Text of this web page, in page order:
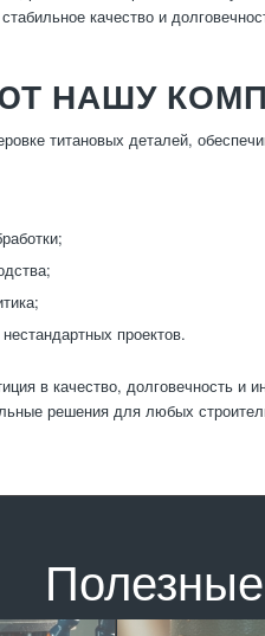
качество и
НАШУ
титановых деталей,
проектов.
в качество, долговечность и
решения для любых